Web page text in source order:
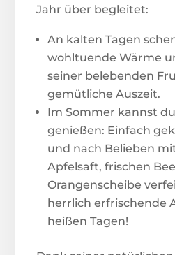
Jahr über begleitet:
An kalten Tagen
wohltuende Wärme
seiner belebenden
gemütliche Auszeit.
Im Sommer kannst
genießen: Einfach
und nach Belieben
Apfelsaft, frischen
Orangenscheibe
herrlich erfrischende
heißen Tagen!